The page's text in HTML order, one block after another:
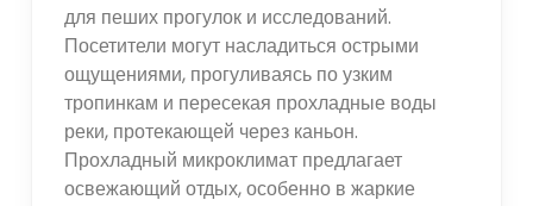
для пеших прогулок и исследований.
Посетители могут насладиться острыми
ощущениями, прогуливаясь по узким
тропинкам и пересекая прохладные воды
реки, протекающей через каньон.
Прохладный микроклимат предлагает
освежающий отдых, особенно в жаркие